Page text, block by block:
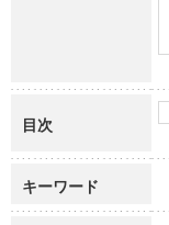
目次
キーワード